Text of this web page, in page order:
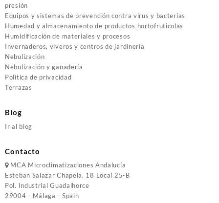
presión
Equipos y sistemas de prevención contra virus y bacterias
Humedad y almacenamiento de productos hortofruticolas
Humidificación de materiales y procesos
Invernaderos, viveros y centros de jardinería
Nebulización
Nebulización y ganadería
Política de privacidad
Terrazas
Blog
Ir al blog
Contacto
MCA Microclimatizaciones Andalucía
Esteban Salazar Chapela, 18 Local 25-B
Pol. Industrial Guadalhorce
29004 - Málaga - Spain